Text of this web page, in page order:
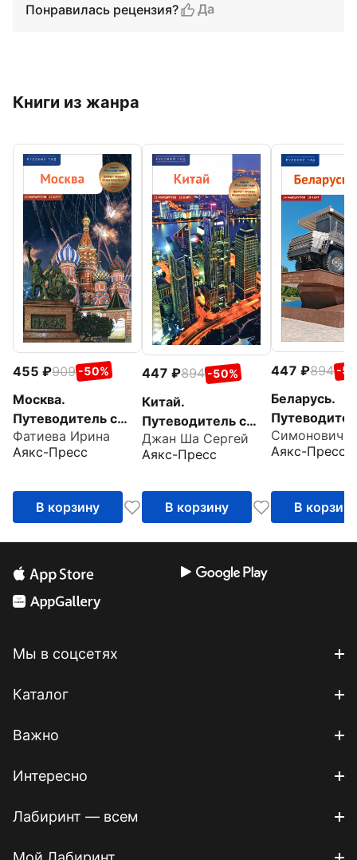
Понравилась рецензия?
Да
Книги из жанра
455 909 -50%
Москва.
Путеводитель с
маршрутами
Фатиева Ирина
Аякс-Пресс
В корзину
447 894 -50%
Китай.
Путеводитель с
маршрутами +
карта
Джан Ша Сергей
Аякс-Пресс
В корзину
447 894 -
Беларусь.
маршрутами
Аякс-Пресс
В корзину
Мы в соцсетях
Каталог
Важно
Интересно
Лабиринт — всем